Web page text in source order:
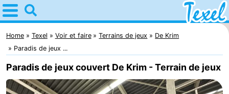
Home
Texel
Astuces
Avec
Home Texel Voir et faire Terrains de jeux
De Krim
Paradis de jeux ...
Paradis de jeux couvert De Krim - Terrain de jeux